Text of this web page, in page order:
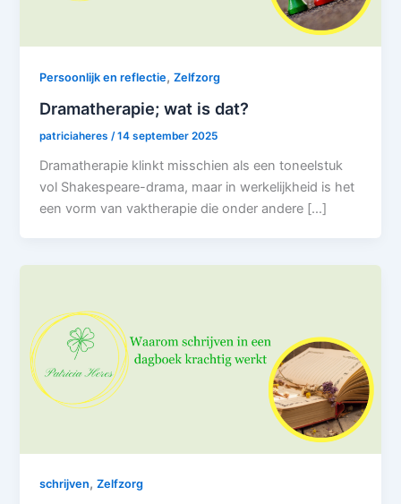
Persoonlijk en reflectie,Zelfzorg
Dramatherapie; wat is dat?
patriciaheres /14 september 2025
Dramatherapie klinkt misschien als een toneelstuk
vol Shakespeare-drama, maar in werkelijkheid is het
een vorm van vaktherapie die onder andere […]
schrijven,Zelfzorg